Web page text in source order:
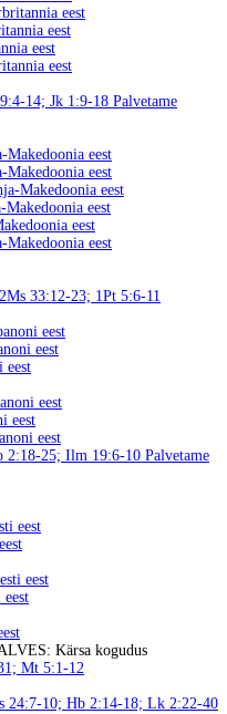
eest
eest
eest
eest
14; Jk 1:9-18 Palvetame
Makedoonia eest
Makedoonia eest
Makedoonia eest
Makedoonia eest
eest
Makedoonia eest
33:12-23; 1Pt 5:6-11
eest
eest
eest
eest
eest
eest
2:18-25; Ilm 19:6-10 Palvetame
eest
eest
eest
Kärsa kogudus
Mt 5:1-12
24:7-10; Hb 2:14-18; Lk 2:22-40